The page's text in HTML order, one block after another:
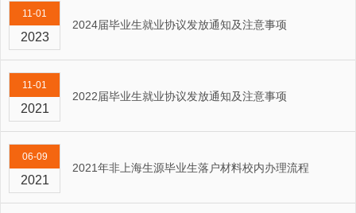
11-01
2023
2024届毕业生就业协议发放通知及注意事项
11-01
2021
2022届毕业生就业协议发放通知及注意事项
06-09
2021
2021年非上海生源毕业生落户材料校内办理流程